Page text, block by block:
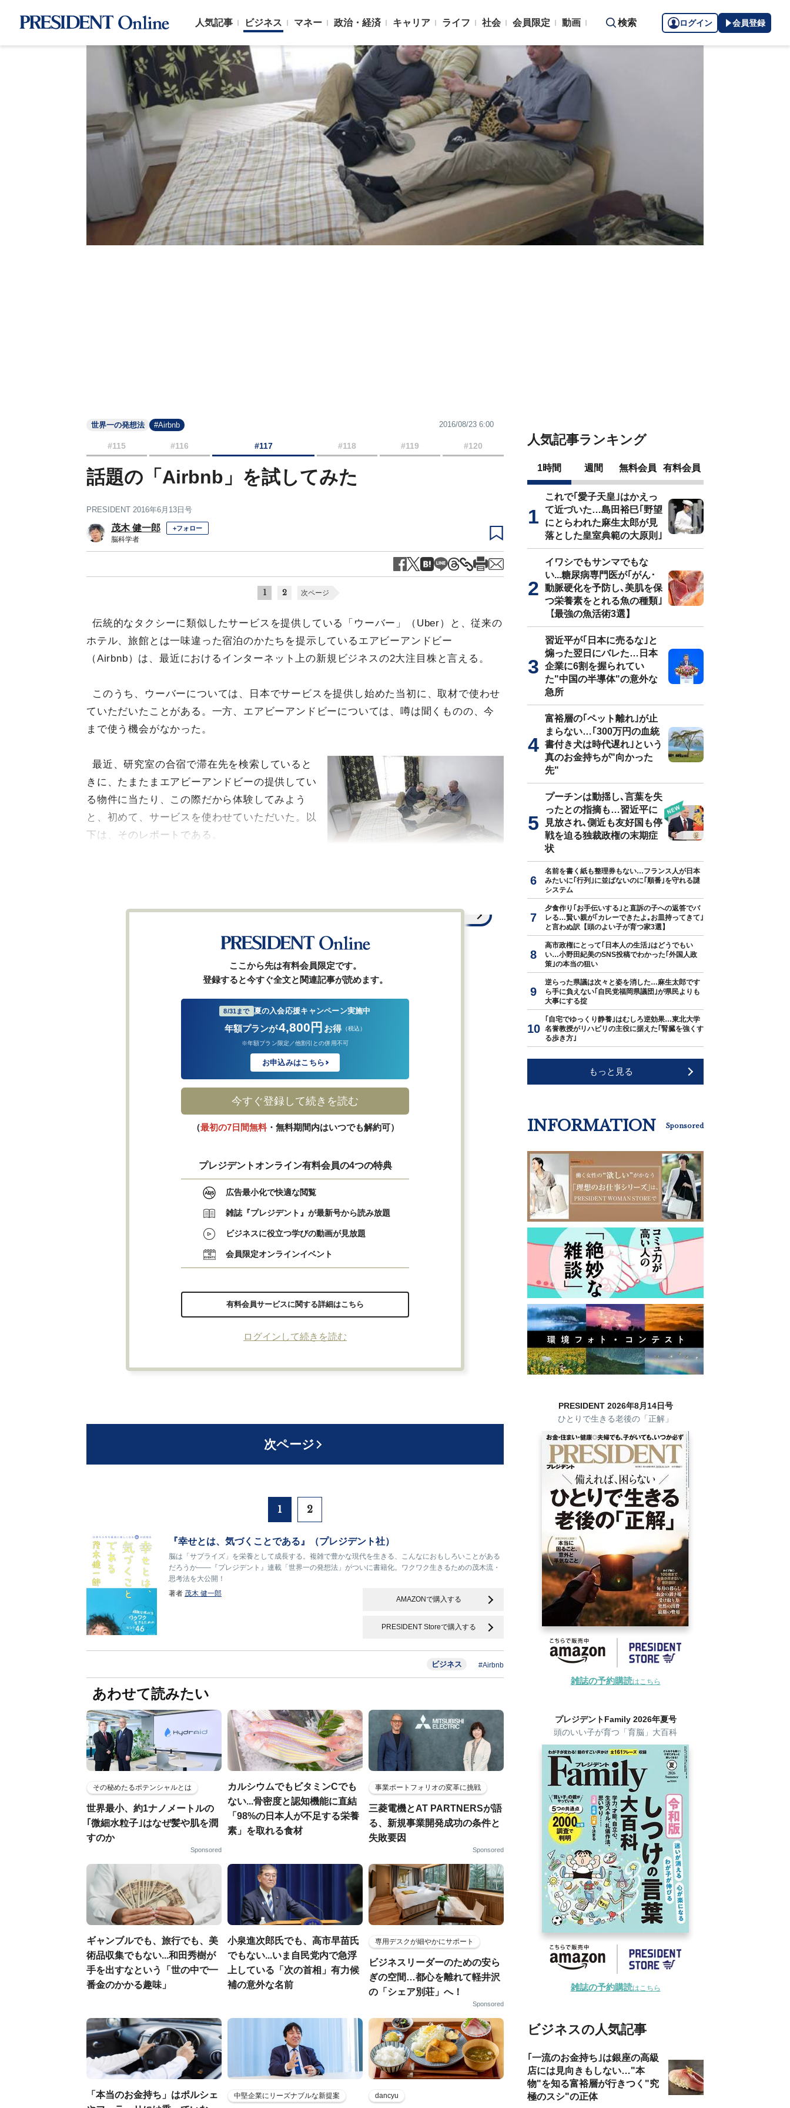
人気記事 ビジネス マネー 政治・経済 キャリア ライフ 社会 会員限定 動画 検索 ログイン 会員登録
世界一の発想法 #Airbnb 2016/08/23 6:00
#115 #116 #117 #118 #119 #120
話題の「Airbnb」を試してみた
PRESIDENT 2016年6月13日号
茂木 健一郎 +フォロー
脳科学者
1 2 次ページ
伝統的なタクシーに類似したサービスを提供している「ウーバー」（Uber）と、従来の
ホテル、旅館とは一味違った宿泊のかたちを提示しているエアビーアンドビー
（Airbnb）は、最近におけるインターネット上の新規ビジネスの2大注目株と言える。
このうち、ウーバーについては、日本でサービスを提供し始めた当初に、取材で使わせ
ていただいたことがある。一方、エアビーアンドビーについては、噂は聞くものの、今
まで使う機会がなかった。
全ての画像を見る（1枚）
最近、研究室の合宿で滞在先を検索していると
きに、たまたまエアビーアンドビーの提供してい
る物件に当たり、この際だから体験してみよう
と、初めて、サービスを使わせていただいた。以
下は、そのレポートである。
ここから先は有料会員限定です。
登録すると今すぐ全文と関連記事が読めます。
8/31まで 夏の入会応援キャンペーン実施中
年額プランが4,800円 お得 （税込）
※年額プラン限定／他割引との併用不可
お申込みはこちら
今すぐ登録して続きを読む
（最初の7日間無料・無料期間内はいつでも解約可）
プレジデントオンライン有料会員の4つの特典
広告最小化で快適な閲覧
雑誌『プレジデント』が最新号から読み放題
ビジネスに役立つ学びの動画が見放題
会員限定オンラインイベント
有料会員サービスに関する詳細はこちら
ログインして続きを読む
次ページ
1 2
『幸せとは、気づくことである』（プレジデント社）
脳は「サプライズ」を栄養として成長する。複雑で豊かな現代を生きる、こんなにおもしろいことがある
だろうか――『プレジデント』連載「世界一の発想法」がついに書籍化。ワクワク生きるための茂木流・
思考法を大公開！
著者 茂木 健一郎
AMAZONで購入する
PRESIDENT Storeで購入する
ビジネス #Airbnb
あわせて読みたい
その秘めたるポテンシャルとは
世界最小、約1ナノメートルの
｢微細水粒子｣はなぜ髪や肌を潤
すのか
Sponsored
カルシウムでもビタミンCでも
ない...骨密度と認知機能に直結
「98%の日本人が不足する栄養
素」を取れる食材
事業ポートフォリオの変革に挑戦
三菱電機とAT PARTNERSが語
る、新規事業開発成功の条件と
失敗要因
Sponsored
ギャンブルでも、旅行でも、美
術品収集でもない...和田秀樹が
手を出すなという「世の中で一
番金のかかる趣味」
小泉進次郎氏でも、高市早苗氏
でもない...いま自民党内で急浮
上している「次の首相」有力候
補の意外な名前
専用デスクが細やかにサポート
ビジネスリーダーのための安ら
ぎの空間…都心を離れて軽井沢
の「シェア別荘」へ！
Sponsored
「本当のお金持ち」はポルシェ
中堅企業にリーズナブルな新提案 dancyu
人気記事ランキング
1時間 週間 無料会員 有料会員
これで｢愛子天皇｣はかえっ
て近づいた…島田裕巳｢野望
にとらわれた麻生太郎が見
落とした皇室典範の大原則｣
イワシでもサンマでもな
い...糖尿病専門医が｢がん･
動脈硬化を予防し､美肌を保
つ栄養素をとれる魚の種類｣
【最強の魚活術3選】
習近平が｢日本に売るな｣と
煽った翌日にバレた…日本
企業に6割を握られてい
た"中国の半導体"の意外な
急所
富裕層の｢ペット離れ｣が止
まらない…｢300万円の血統
書付き犬は時代遅れ｣という
真のお金持ちが"向かった
先"
プーチンは動揺し､言葉を失
ったとの指摘も…習近平に
見放され､側近も友好国も停
戦を迫る独裁政権の末期症
状
名前を書く紙も整理券もない…フランス人が日本
みたいに｢行列｣に並ばないのに｢順番｣を守れる謎
システム
夕食作り｢お手伝いする｣と直訴の子への返答でバ
レる…賢い親が｢カレーできたよ｡お皿持ってきて｣
と言わぬ訳【頭のよい子が育つ家3選】
高市政権にとって｢日本人の生活｣はどうでもい
い…小野田紀美のSNS投稿でわかった｢外国人政
策｣の本当の狙い
逆らった県議は次々と姿を消した…麻生太郎です
ら手に負えない｢自民党福岡県議団｣が県民よりも
大事にする掟
｢自宅でゆっくり静養｣はむしろ逆効果…東北大学
名誉教授がリハビリの主役に据えた｢腎臓を強くす
る歩き方｣
もっと見る
INFORMATION Sponsored
PRESIDENT 2026年8月14日号
ひとりで生きる老後の「正解」
雑誌の予約購読はこちら
プレジデントFamily 2026年夏号
頭のいい子が育つ「育脳」大百科
雑誌の予約購読はこちら
ビジネスの人気記事
｢一流のお金持ち｣は銀座の高級
店には見向きもしない…"本
物"を知る富裕層が行きつく"究
極のスシ"の正体